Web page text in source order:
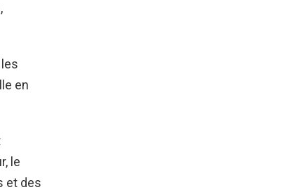
en
le
et des